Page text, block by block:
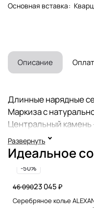
Основная вставка: Кварц
Описание
Длинные нарядные
Маркиза с
Центральный камень
Розовые серьги
процесс получения
изделия защитной
воздействиям
серебро,
винтажные).
Развернуть
Идеальное
-50%
23 045 ₽
46 090
Серебряное колье